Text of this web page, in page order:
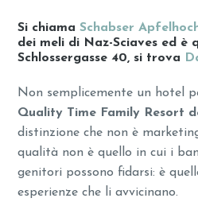
Si chiamaSchabser
dei meli di Naz-Sciaves ed è
Schlossergasse 40, si trova
Non semplicemente un hotel
Quality Time Family Resort
distinzione che non è
qualità non è quello in cui i
genitori possono fidarsi: è
esperienze che li avvicinano.